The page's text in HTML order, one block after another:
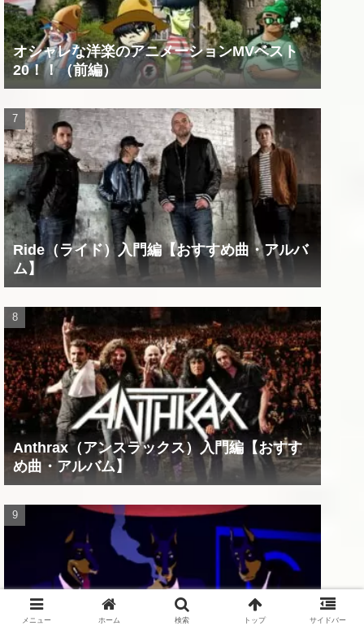
オシャレな洋楽のアニメーションMVベスト
20！！（前編）
Ride（ライド）入門編【おすすめ曲・アルバ
ム】
Anthrax（アンスラックス）入門編【おすす
め曲・アルバム】
メニュー ホーム 検索 トップ サイドバー